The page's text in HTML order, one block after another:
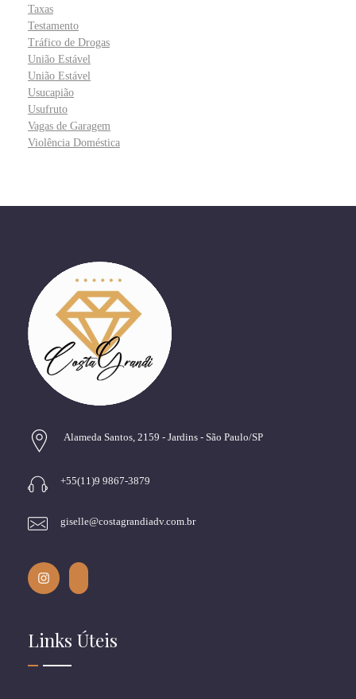
Taxas
Testamento
Tráfico de Drogas
União Estável
União Estável
Usucapião
Usufruto
Vagas de Garagem
Violência Doméstica
Alameda Santos, 2159 - Jardins - São Paulo/SP
+55(11)9 9867-3879
giselle@costagrandiadv.com.br
Links Úteis